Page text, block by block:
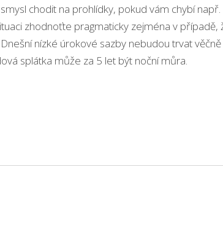
chodit na prohlídky, pokud vám chybí např.
zhodnoťte pragmaticky zejména v případě,
nízké úrokové sazby nebudou trvat
splátka může za 5 let být noční můra.